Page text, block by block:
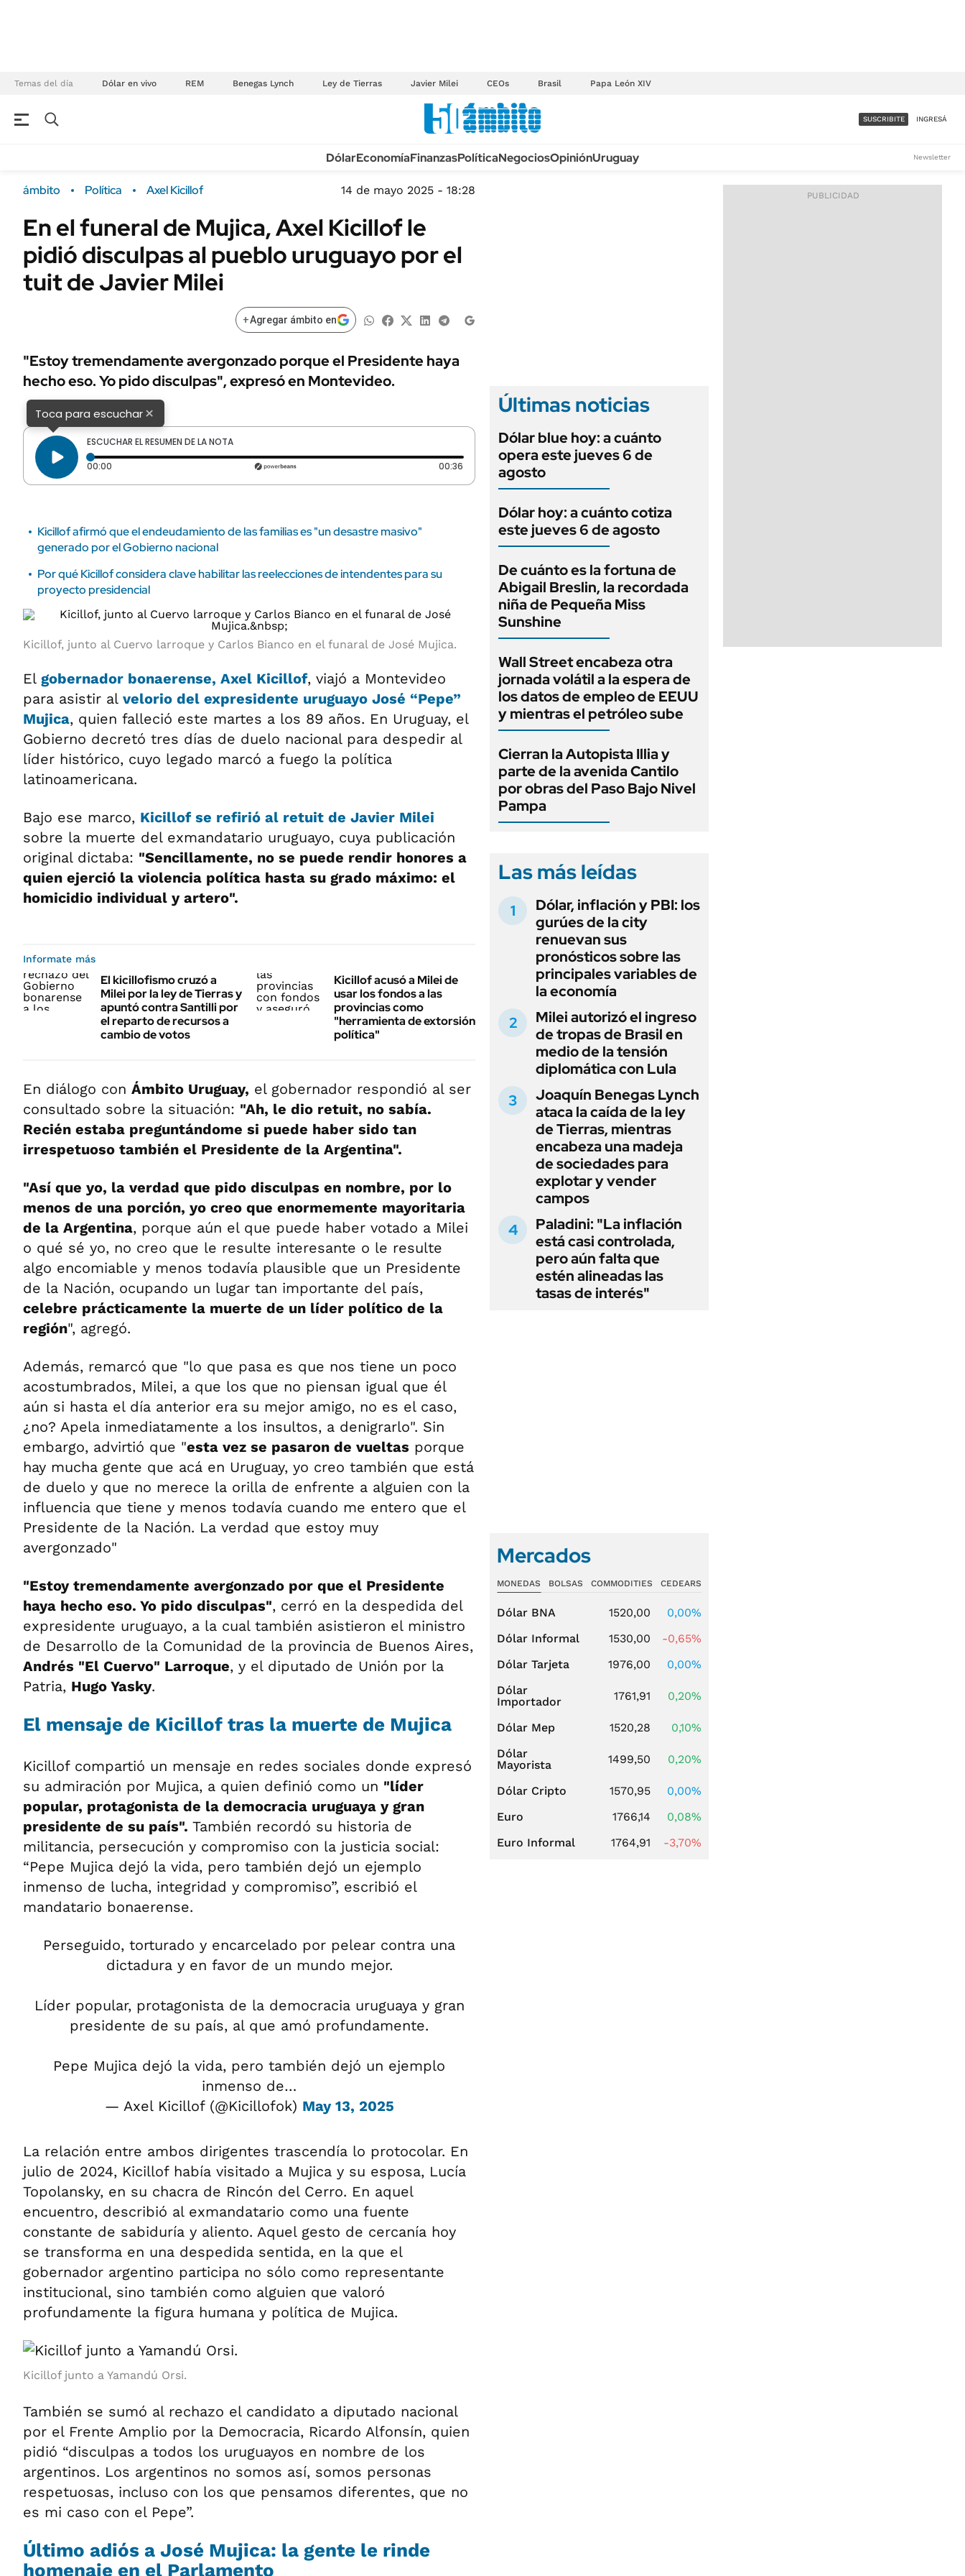
Temas del día Dólar en vivo REM Benegas Lynch Ley de Tierras Javier Milei CEOs Brasil Papa León XIV
Campo
FINANZAS
Dólar
Sustentabilidad
Seguros
ENERGY REPORT
POLÍTICA
URUGUAY
TECNOLOGÍA
MÉXICO
MUNDO
INFORMACIÓN GENERAL
AUTOS
ACCESO FULL - $1.800/MES
SUSCRIBITE INGRESÁ
DólarEconomíaFinanzasPolíticaNegociosOpiniónUruguay Newsletter
ámbito Política Axel Kicillof 14 de mayo 2025 - 18:28
En el funeral de Mujica, Axel Kicillof le
pidió disculpas al pueblo uruguayo por el
tuit de Javier Milei
+Agregar ámbito en
"Estoy tremendamente avergonzado porque el Presidente haya
hecho eso. Yo pido disculpas", expresó en Montevideo.
Toca para escuchar×
ESCUCHAR EL RESUMEN DE LA NOTA
00:00 Tiempo transcurrido: 0 segundos 00:36 Duración: 36 segundos
Kicillof afirmó que el endeudamiento de las familias es "un desastre masivo"
generado por el Gobierno nacional
Por qué Kicillof considera clave habilitar las reelecciones de intendentes para su
proyecto presidencial
Kicillof, junto al Cuervo larroque y Carlos Bianco en el funaral de José Mujica.
El gobernador bonaerense, Axel Kicillof, viajó a Montevideo
para asistir al velorio del expresidente uruguayo José “Pepe”
Mujica, quien falleció este martes a los 89 años. En Uruguay, el
Gobierno decretó tres días de duelo nacional para despedir al
líder histórico, cuyo legado marcó a fuego la política
latinoamericana.
Bajo ese marco, Kicillof se refirió al retuit de Javier Milei
sobre la muerte del exmandatario uruguayo, cuya publicación
original dictaba: "Sencillamente, no se puede rendir honores a
quien ejerció la violencia política hasta su grado máximo: el
homicidio individual y artero".
Informate más
El kicillofismo cruzó a
Milei por la ley de Tierras y
apuntó contra Santilli por
el reparto de recursos a
cambio de votos
Kicillof acusó a Milei de
usar los fondos a las
provincias como
"herramienta de extorsión
política"
En diálogo con Ámbito Uruguay, el gobernador respondió al ser
consultado sobre la situación: "Ah, le dio retuit, no sabía.
Recién estaba preguntándome si puede haber sido tan
irrespetuoso también el Presidente de la Argentina".
"Así que yo, la verdad que pido disculpas en nombre, por lo
menos de una porción, yo creo que enormemente mayoritaria
de la Argentina, porque aún el que puede haber votado a Milei
o qué sé yo, no creo que le resulte interesante o le resulte
algo encomiable y menos todavía plausible que un Presidente
de la Nación, ocupando un lugar tan importante del país,
celebre prácticamente la muerte de un líder político de la
región", agregó.
Además, remarcó que "lo que pasa es que nos tiene un poco
acostumbrados, Milei, a que los que no piensan igual que él
aún si hasta el día anterior era su mejor amigo, no es el caso,
¿no? Apela inmediatamente a los insultos, a denigrarlo". Sin
embargo, advirtió que "esta vez se pasaron de vueltas porque
hay mucha gente que acá en Uruguay, yo creo también que está
de duelo y que no merece la orilla de enfrente a alguien con la
influencia que tiene y menos todavía cuando me entero que el
Presidente de la Nación. La verdad que estoy muy
avergonzado"
"Estoy tremendamente avergonzado por que el Presidente
haya hecho eso. Yo pido disculpas", cerró en la despedida del
expresidente uruguayo, a la cual también asistieron el ministro
de Desarrollo de la Comunidad de la provincia de Buenos Aires,
Andrés "El Cuervo" Larroque, y el diputado de Unión por la
Patria, Hugo Yasky.
El mensaje de Kicillof tras la muerte de Mujica
Kicillof compartió un mensaje en redes sociales donde expresó
su admiración por Mujica, a quien definió como un "líder
popular, protagonista de la democracia uruguaya y gran
presidente de su país". También recordó su historia de
militancia, persecución y compromiso con la justicia social:
“Pepe Mujica dejó la vida, pero también dejó un ejemplo
inmenso de lucha, integridad y compromiso”, escribió el
mandatario bonaerense.
Perseguido, torturado y encarcelado por pelear contra una
dictadura y en favor de un mundo mejor.
Líder popular, protagonista de la democracia uruguaya y gran
presidente de su país, al que amó profundamente.
Pepe Mujica dejó la vida, pero también dejó un ejemplo
inmenso de…
— Axel Kicillof (@Kicillofok) May 13, 2025
La relación entre ambos dirigentes trascendía lo protocolar. En
julio de 2024, Kicillof había visitado a Mujica y su esposa, Lucía
Topolansky, en su chacra de Rincón del Cerro. En aquel
encuentro, describió al exmandatario como una fuente
constante de sabiduría y aliento. Aquel gesto de cercanía hoy
se transforma en una despedida sentida, en la que el
gobernador argentino participa no sólo como representante
institucional, sino también como alguien que valoró
profundamente la figura humana y política de Mujica.
Kicillof junto a Yamandú Orsi.
También se sumó al rechazo el candidato a diputado nacional
por el Frente Amplio por la Democracia, Ricardo Alfonsín, quien
pidió “disculpas a todos los uruguayos en nombre de los
argentinos. Los argentinos no somos así, somos personas
respetuosas, incluso con los que pensamos diferentes, que no
es mi caso con el Pepe”.
Último adiós a José Mujica: la gente le rinde
homenaje en el Parlamento
Últimas noticias
Dólar blue hoy: a cuánto
opera este jueves 6 de
agosto
Dólar hoy: a cuánto cotiza
este jueves 6 de agosto
De cuánto es la fortuna de
Abigail Breslin, la recordada
niña de Pequeña Miss
Sunshine
Wall Street encabeza otra
jornada volátil a la espera de
los datos de empleo de EEUU
y mientras el petróleo sube
Cierran la Autopista Illia y
parte de la avenida Cantilo
por obras del Paso Bajo Nivel
Pampa
Las más leídas
Dólar, inflación y PBI: los
gurúes de la city
renuevan sus
pronósticos sobre las
principales variables de
la economía
Milei autorizó el ingreso
de tropas de Brasil en
medio de la tensión
diplomática con Lula
Joaquín Benegas Lynch
ataca la caída de la ley
de Tierras, mientras
encabeza una madeja
de sociedades para
explotar y vender
campos
Paladini: "La inflación
está casi controlada,
pero aún falta que
estén alineadas las
tasas de interés"
Mercados
MONEDAS BOLSAS COMMODITIES CEDEARS
Dólar BNA 1520,00
0,00%
Dólar Informal
1530,00
-0,65%
Dólar Tarjeta
1976,00
0,00%
Dólar
Importador
1761,91 0,20%
Dólar Mep 1520,28
0,10%
Dólar
Mayorista
1499,50 0,20%
Dólar Cripto 1570,95
0,00%
Euro
1766,14
0,08%
Euro Informal
1764,91 -3,70%